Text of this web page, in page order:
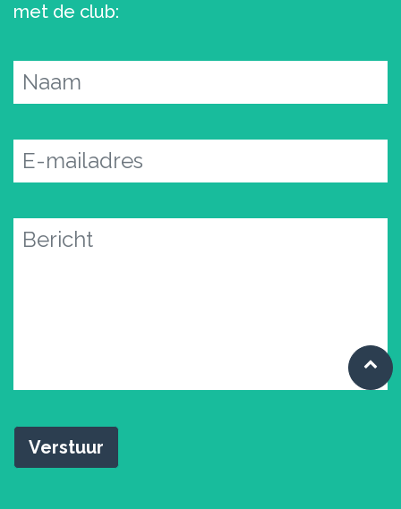
met de club:
Verstuur